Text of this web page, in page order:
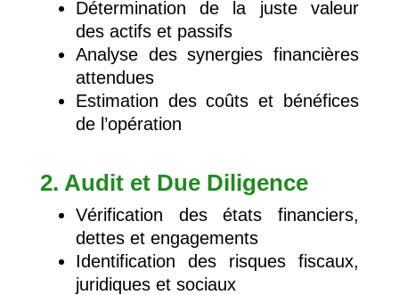
Détermination de la juste valeur
des actifs et passifs
Analyse des synergies financières
attendues
Estimation des coûts et bénéfices
de l’opération
2. Audit et Due Diligence
Vérification des états financiers,
dettes et engagements
Identification des risques fiscaux,
juridiques et sociaux